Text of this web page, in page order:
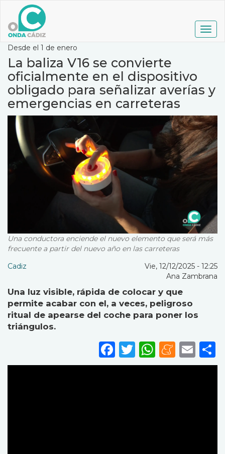
contenido
principal
Desde el 1 de enero
La baliza V16 se convierte
oficialmente en el dispositivo
obligado para señalizar averías y
emergencias en carreteras
Una conductora enciende el nuevo elemento que será más
frecuente a partir del nuevo año en las carreteras
Cadiz
Vie, 12/12/2025 - 12:25
Ana Zambrana
Una luz visible, rápida de colocar y que
permite acabar con el, a veces, peligroso
ritual de apearse del coche para poner los
triángulos.
Facebook
Twitter